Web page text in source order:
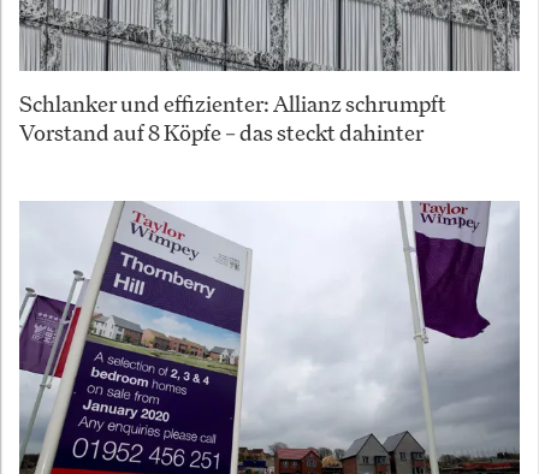
Schlanker und effizienter: Allianz schrumpft
Vorstand auf 8 Köpfe – das steckt dahinter